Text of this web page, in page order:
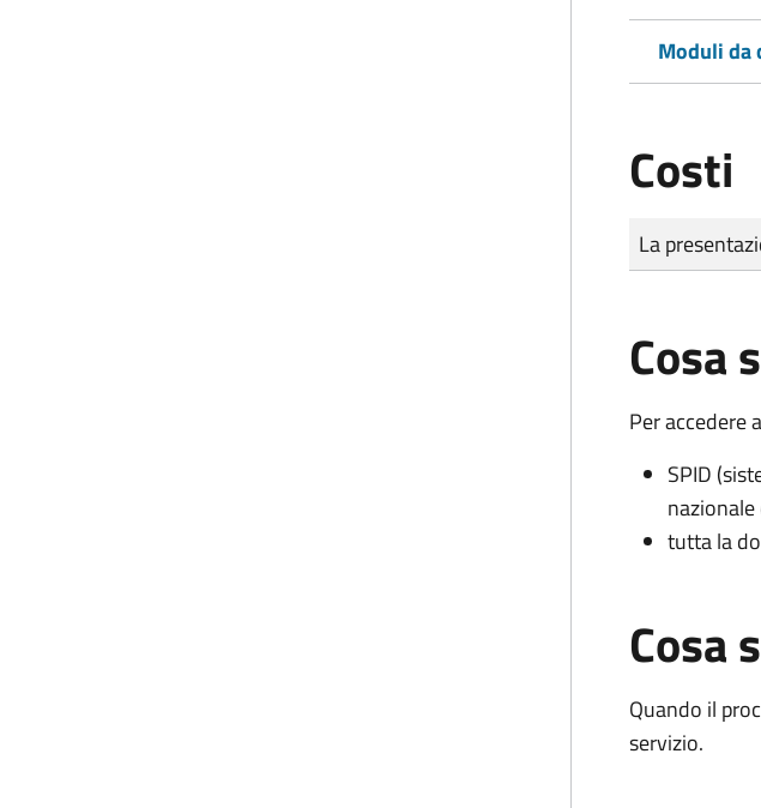
Moduli da
Costi
Tipo di
Importo
La
Cosa
Per accedere
SPID
nazionale
tutta la
Cosa
Quando il
servizio.